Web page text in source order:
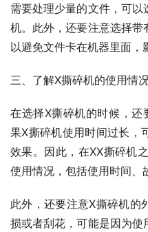
需要处理少量的文件，可
机。此外，还要注意选择
以避免文件卡在机器里面，
三、了解X撕碎机的使用情
在选择X撕碎机的时候，还
果X撕碎机使用时间过长，
效果。因此，在XX撕碎机
使用情况，包括使用时间、
此外，还要注意X撕碎机的
损或者刮花，可能是因为